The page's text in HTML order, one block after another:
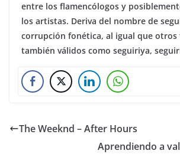
entre los flamencólogos y
los artistas. Deriva del nombre de
corrupción fonética, al igual que
también válidos como seguiriya,
The Weeknd – After Hours
Aprendiendo a